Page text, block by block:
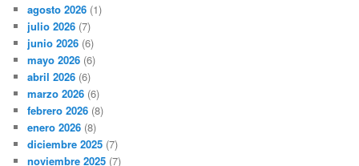
agosto 2026 (1)
julio 2026 (7)
junio 2026 (6)
mayo 2026 (6)
abril 2026 (6)
marzo 2026 (6)
febrero 2026 (8)
enero 2026 (8)
diciembre 2025 (7)
noviembre 2025 (7)